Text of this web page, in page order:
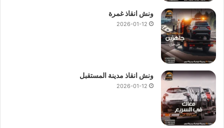
ونش انقاذ غمرة
2026-01-12
ونش انقاذ مدينة المستقبل
2026-01-12